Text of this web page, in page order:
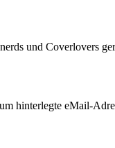
und Coverlovers
hinterlegte eMail-